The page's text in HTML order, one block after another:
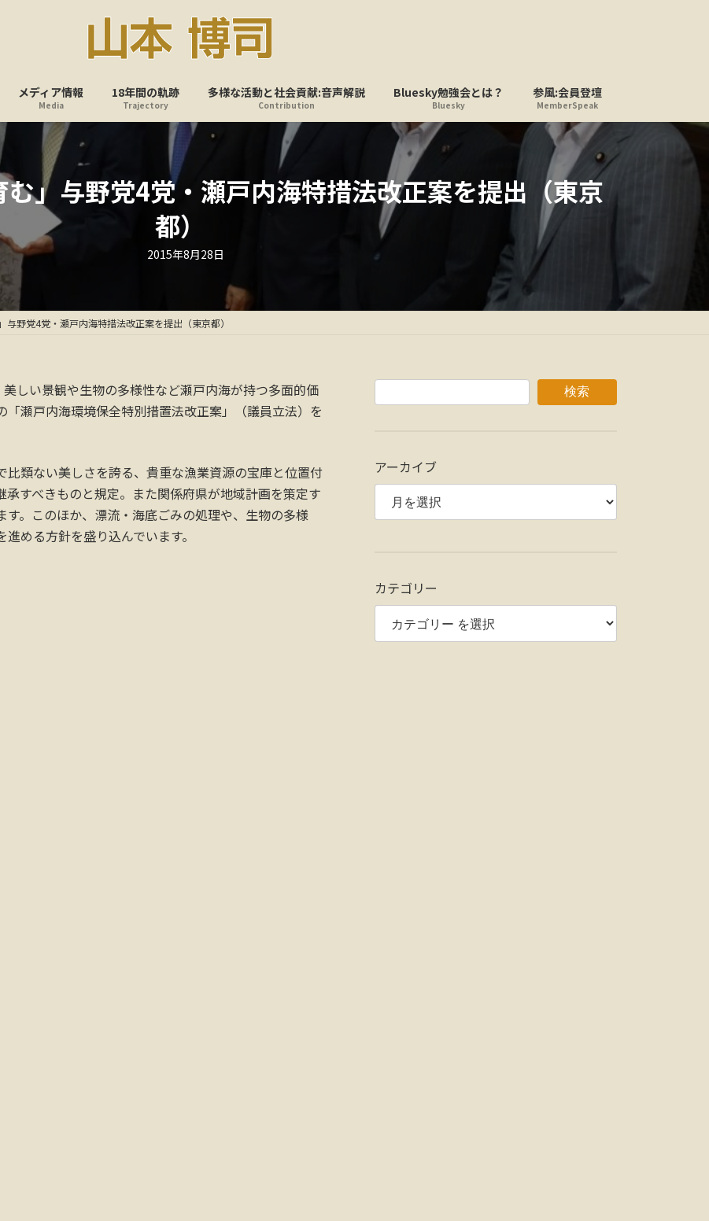
メディア情報
Media
18年間の軌跡
Trajectory
多様な活動と社会貢献:音声解説
Contribution
Bluesky勉強会とは？
Bluesky
参風:会員登壇
MemberSpeak
」与野党4党・瀬戸内海特措法改正案を提出（東京
都）
最
終
時
:
2015年8月28日
与野党4党・瀬戸内海特措法改正案を提出（東京都）
しい景観や生物の多様性など瀬戸内海が持つ多面的価
瀬戸内海環境保全特別措置法改正案」（議員立法）を
類ない美しさを誇る、貴重な漁業資源の宝庫と位置付
すべきものと規定。また関係府県が地域計画を策定す
。このほか、漂流・海底ごみの処理や、生物の多様
める方針を盛り込んでいます。
検索
アーカイブ
カテゴリー